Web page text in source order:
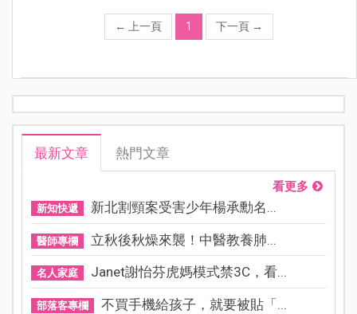
← 上一頁 1 下一頁 →
最新文章 熱門文章
看更多
新知快遞 新北割頸案受害少年楊承勳名...
醫師專欄 立秋後秋燥來襲！中醫教養肺...
名人家庭 Janet謝怡芬虎媽模式禁3C，看...
部落客專欄 不買手機給孩子，就要被貼「...